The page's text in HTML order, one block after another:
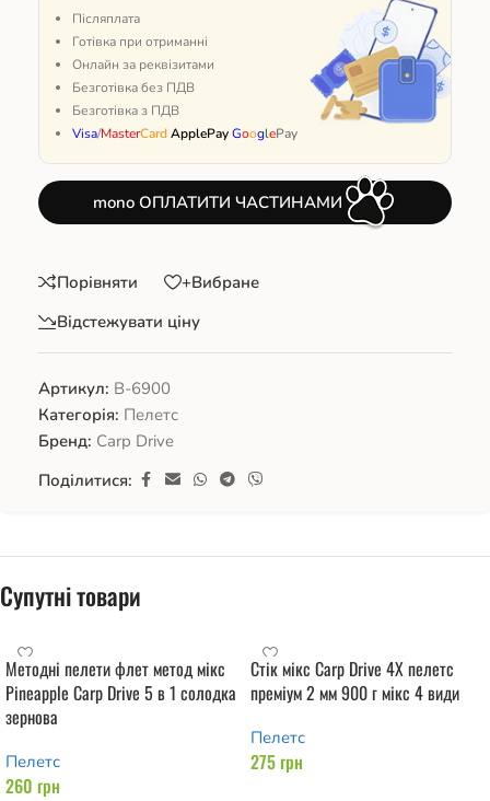
Післяплата
Готівка при отриманні
Онлайн за реквізитами
Безготівка без ПДВ
Безготівка з ПДВ
Visa/MasterCardApplePayGooglePay
mono ОПЛАТИТИ ЧАСТИНАМИ
Порівняти
+Вибране
Відстежувати ціну
Артикул: В-6900
Категорія: Пелетс
Бренд: Carp Drive
Поділитися:
Супутні товари
Методні пелети флет метод мікс
Pineapple Carp Drive 5 в 1 солодка
зернова
Пелетс
260 грн
Стік мікс Carp Drive 4X пелетс
преміум 2 мм 900 г мікс 4 види
Пелетс
275грн